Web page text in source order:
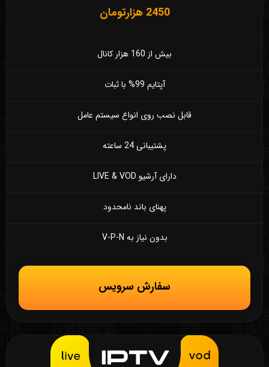
2450 هزارتومان
بیش از 160 هزار کانال
آپتایم 99% با ثبات
قابل نصب روی انواع سیستم عامل
پشتیبانی 24 ساعته
دارای آرشیو LIVE & VOD
پهنای باند نامحدود
بدون نیاز به V-P-N
سفارش سرویس